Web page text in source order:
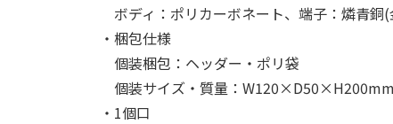
ボディ：ポリカーボネート、端子：燐青銅
・梱包仕様
個装梱包：ヘッダー・ポリ袋
個装サイズ・質量：
・1個口